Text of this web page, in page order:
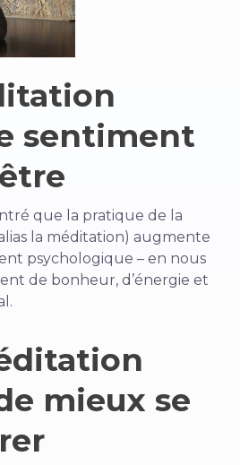
sentiment
que la pratique de la
la méditation) augmente
psychologique – en nous
de bonheur, d’énergie et
mieux se